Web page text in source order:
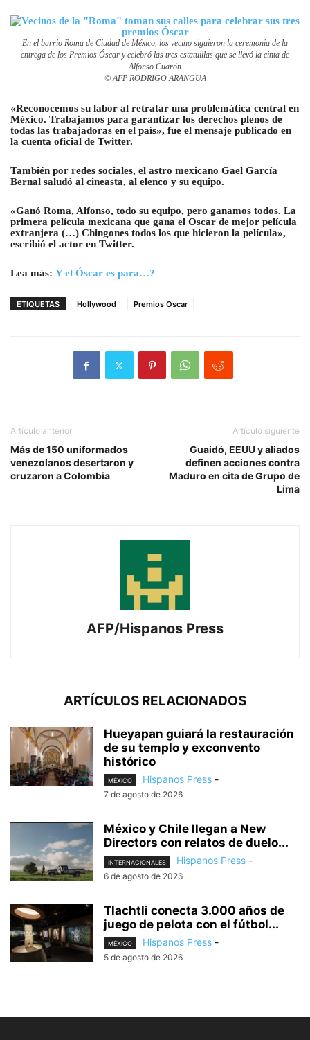
En el barrio Roma de Ciudad de México, los vecino siguieron la ceremonia de la
entrega de los Premios Óscar y celebró las tres estatuillas que se llevó la cinta de
Alfonso Cuarón
© AFP RODRIGO ARANGUA
«Reconocemos su labor al retratar una problemática central en
México. Trabajamos para garantizar los derechos plenos de
todas las trabajadoras en el país», fue el mensaje publicado en
la cuenta oficial de Twitter.
También por redes sociales, el astro mexicano Gael García
Bernal saludó al cineasta, al elenco y su equipo.
«Ganó Roma, Alfonso, todo su equipo, pero ganamos todos. La
primera película mexicana que gana el Oscar de mejor película
extranjera (…) Chingones todos los que hicieron la película»,
escribió el actor en Twitter.
Lea más: Y el Óscar es para…?
ETIQUETAS Hollywood Premios Oscar
Artículo anterior
Más de 150 uniformados
venezolanos desertaron y
cruzaron a Colombia
Artículo siguiente
Guaidó, EEUU y aliados
definen acciones contra
Maduro en cita de Grupo de
Lima
AFP/Hispanos Press
ARTÍCULOS RELACIONADOS
Hueyapan guiará la restauración
de su templo y exconvento
histórico
MÉXICO Hispanos Press -
7 de agosto de 2026
México y Chile llegan a New
Directors con relatos de duelo...
INTERNACIONALES Hispanos Press -
6 de agosto de 2026
Tlachtli conecta 3.000 años de
juego de pelota con el fútbol...
MÉXICO Hispanos Press -
5 de agosto de 2026